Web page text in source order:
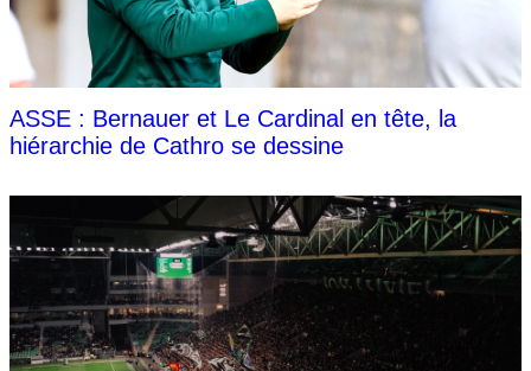
ASSE : Bernauer et Le Cardinal en tête, la
hiérarchie de Cathro se dessine